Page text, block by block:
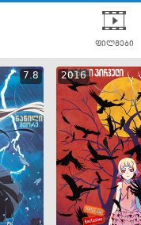
ფილმები
ქართულად გახმოვანებული
თრეილერები
7.8 2016